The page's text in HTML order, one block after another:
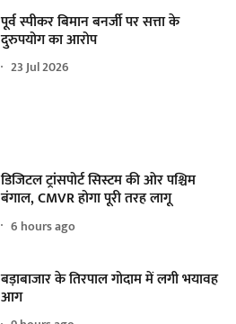
पूर्व स्पीकर बिमान बनर्जी पर सत्ता के
दुरुपयोग का आरोप
23 Jul 2026
डिजिटल ट्रांसपोर्ट सिस्टम की ओर पश्चिम
बंगाल, CMVR होगा पूरी तरह लागू
6 hours ago
बड़ाबाजार के तिरपाल गोदाम में लगी भयावह
आग